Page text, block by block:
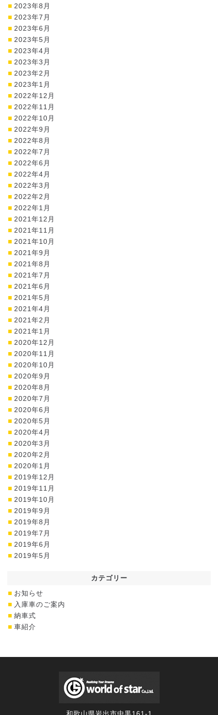
2023年8月
2023年7月
2023年6月
2023年5月
2023年4月
2023年3月
2023年2月
2023年1月
2022年12月
2022年11月
2022年10月
2022年9月
2022年8月
2022年7月
2022年6月
2022年4月
2022年3月
2022年2月
2022年1月
2021年12月
2021年11月
2021年10月
2021年9月
2021年8月
2021年7月
2021年6月
2021年5月
2021年4月
2021年2月
2021年1月
2020年12月
2020年11月
2020年10月
2020年9月
2020年8月
2020年7月
2020年6月
2020年5月
2020年4月
2020年3月
2020年2月
2020年1月
2019年12月
2019年11月
2019年10月
2019年9月
2019年8月
2019年7月
2019年6月
2019年5月
カテゴリー
お知らせ
入庫車のご案内
納車式
車紹介